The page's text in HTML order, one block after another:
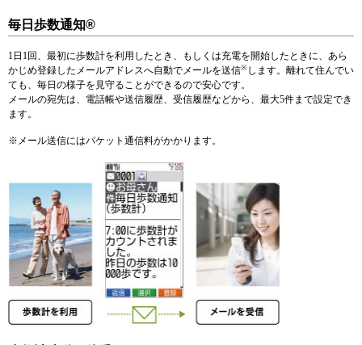
毎日歩数通知®
1日1回、最初に歩数計を利用したとき、もしくは充電を開始したときに、あら
かじめ登録したメールアドレスへ自動でメールを送信※ します。離れて住んでい
ても、毎日の様子を見守ることができるので安心です。
メールの宛先は、電話帳や送信履歴、受信履歴などから、最大5件まで設定でき
ます。
※ メール送信にはパケット通信料がかかります。